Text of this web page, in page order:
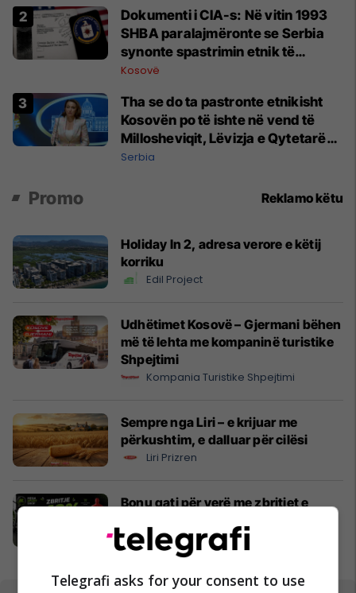
Dokumenti i CIA-s: Në vitin 1993
SHBA paralajmëronte se Serbia
synonte spastrimin etnik të
Kosovës dhe destabilizimin e
Kosovë
Tha se do ta pastronte etnikisht
Kosovën po të ishte në vend të
Millosheviqit, Lëvizja e Qytetarëve
të Lirë në Serbi kërkon shkarkimin
Serbia
Promo Reklamo këtu
Holiday In 2, adresa verore e këtij
korriku
Edil Project
Udhëtimet Kosovë – Gjermani bëhen
më të lehta me kompaninë turistike
Shpejtimi
Kompania Turistike Shpejtimi
Sempre nga Liri – e krijuar me
përkushtim, e dalluar për cilësi
Liri Prizren
Bonu gati për verë me zbritjet e
Mega Sport
Telegrafi asks for your consent to use